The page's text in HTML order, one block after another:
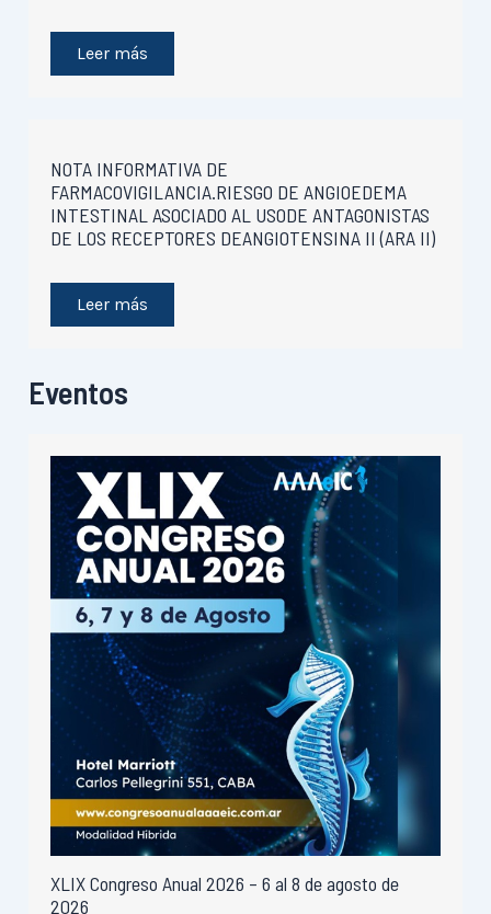
Leer más
NOTA INFORMATIVA DE
FARMACOVIGILANCIA.RIESGO DE ANGIOEDEMA
INTESTINAL ASOCIADO AL USODE ANTAGONISTAS
DE LOS RECEPTORES DEANGIOTENSINA II (ARA II)
Leer más
Eventos
XLIX Congreso Anual 2026 – 6 al 8 de agosto de
2026